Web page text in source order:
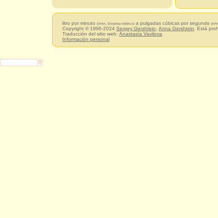
litro por minuto (l/min, Sistema métrico) a pulgadas cúbicas por segundo
Copyright © 1996-2024 Sergey Gershtein Anna Gershtein . Está
Traducción del sitio web: Anastasía Vavilova
Información personal